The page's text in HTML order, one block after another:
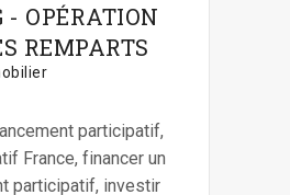
- OPÉRATION
REMPARTS